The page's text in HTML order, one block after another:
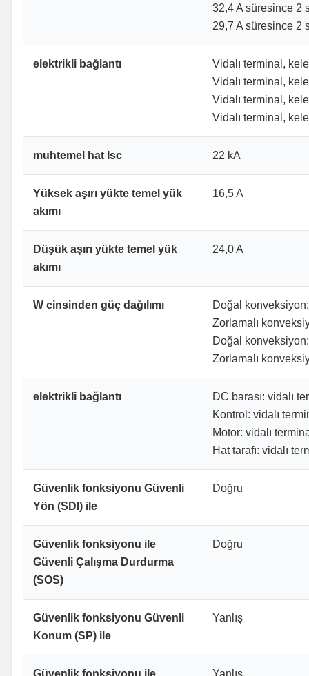
32,4 A süresince 2
29,7 A süresince 2
elektrikli bağlantı
Vidalı terminal,
Vidalı terminal,
Vidalı terminal,
Vidalı terminal,
muhtemel hat Isc 22 kA
Yüksek aşırı yükte temel yük
akımı
16,5 A
Düşük aşırı yükte temel yük
akımı
24,0 A
W cinsinden güç dağılımı
Doğal
Zorlamalı
Doğal
Zorlamalı
elektrikli bağlantı
DC barası: vidalı
Kontrol: vidalı
Motor: vidalı
Hat tarafı: vidalı
Güvenlik fonksiyonu Güvenli
Yön (SDI) ile
Doğru
Güvenlik fonksiyonu ile
Güvenli Çalışma Durdurma
(SOS)
Doğru
Güvenlik fonksiyonu Güvenli
Konum (SP) ile
Yanlış
Güvenlik fonksiyonu ile
Yanlış